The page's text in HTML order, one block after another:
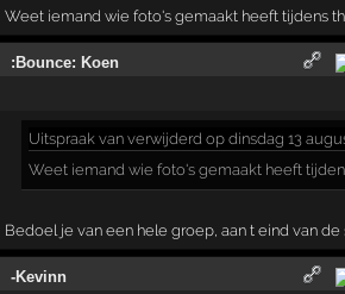
Weet iemand wie foto's gemaakt heeft tijdens
:Bounce: Koen
Uitspraak van verwijderd op dinsdag 13
Weet iemand wie foto's gemaakt heeft
Bedoel je van een hele groep, aan t eind van de
-Kevinn